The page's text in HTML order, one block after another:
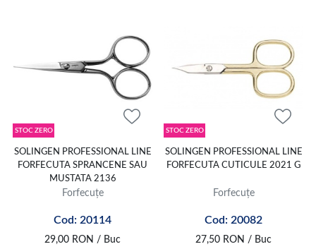
STOC ZERO
SOLINGEN PROFESSIONAL LINE
FORFECUTA SPRANCENE SAU
MUSTATA 2136
Forfecuțe
Cod: 20114
29,00 RON / Buc
STOC ZERO
SOLINGEN PROFESSIONAL LINE
FORFECUTA CUTICULE 2021 G
Forfecuțe
Cod: 20082
27,50 RON / Buc